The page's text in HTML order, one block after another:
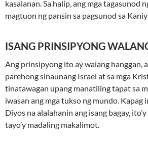
kasalanan. Sa halip, ang mga tagasunod
magtuon ng pansin sa pagsunod sa
ISANG PRINSIPYONG
Ang prinsipyong ito ay walang hanggan,
parehong sinaunang Israel at sa mga
tinatawagan upang manatiling tapat sa
iwasan ang mga tukso ng mundo. Kapag
Diyos na alalahanin ang isang bagay,
tayo’y madaling makalimot.